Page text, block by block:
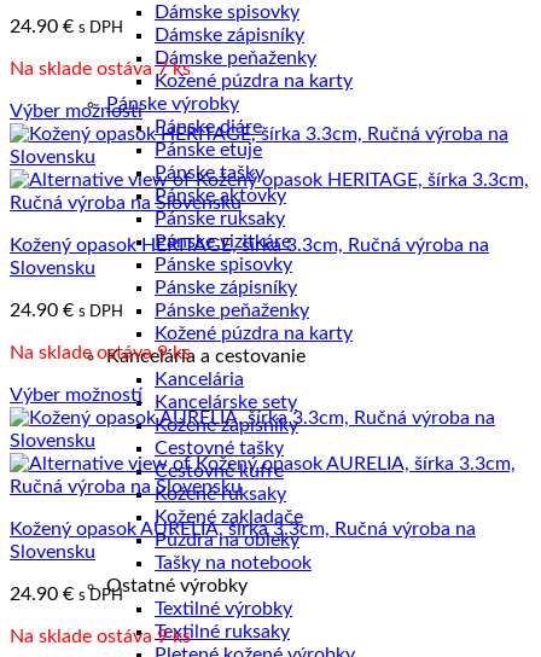
Dámske spisovky
Dámske zápisníky
Dámske peňaženky
Kožené púzdra na karty
Pánske výrobky
Pánske diáre
Pánske etuje
Pánske tašky
Pánske aktovky
Pánske ruksaky
Pánske vizitkáre
Pánske spisovky
Pánske zápisníky
Pánske peňaženky
Kožené púzdra na karty
Kancelária a cestovanie
Kancelária
Kancelárske sety
Kožené zápisníky
Cestovné tašky
Cestovné kufre
Kožené ruksaky
Kožené zakladače
Púzdra na obleky
Tašky na notebook
Ostatné výrobky
Textilné výrobky
Textilné ruksaky
vybrať
stránke
produktu.
24.90 € s DPH
Na sklade ostáva 7 ks
Výber možností
Tento
produkt
má
viacero
Možnosti
si
vybrať
stránke
produktu.
Kožený opasok HERITAGE, šírka 3.3cm, Ručná výroba na
Slovensku
24.90 € s DPH
Na sklade ostáva 9 ks
Výber možností
Tento
produkt
má
viacero
Možnosti
si
vybrať
stránke
Kožený opasok AURELIA, šírka 3.3cm, Ručná výroba na
Slovensku
24.90 € s DPH
Na sklade ostáva 9 ks